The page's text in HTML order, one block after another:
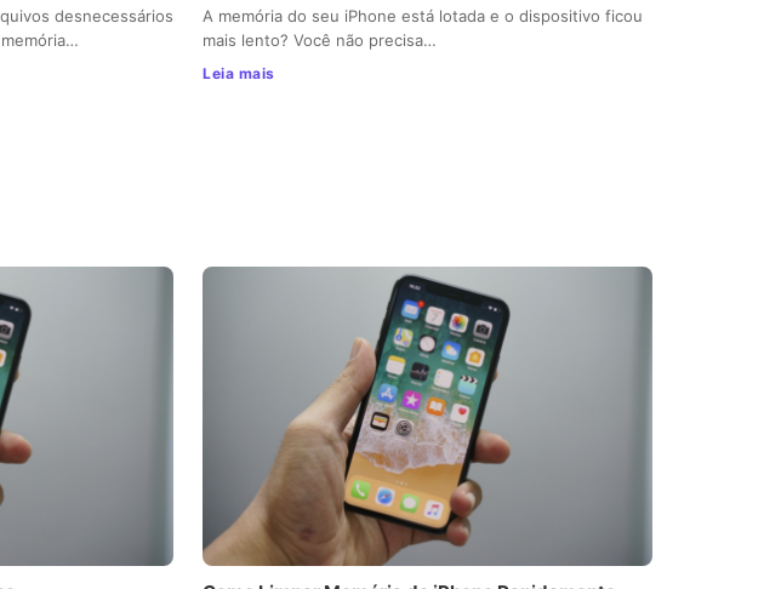
desnecessários
A memória do seu iPhone está lotada e o dispositivo ficou
mais lento? Você não precisa…
Leia mais